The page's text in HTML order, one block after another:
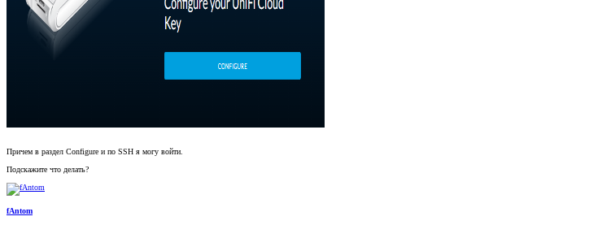
Причем в раздел Configure и по SSH я могу войти.
Подскажите что делать?
fAntom